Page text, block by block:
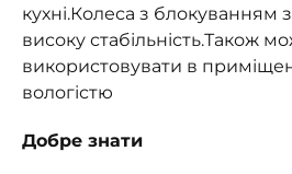
кухні.Колеса з блокуванням
високу стабільність.Також
використовувати в
вологістю
Добре знати